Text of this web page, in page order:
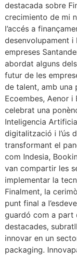
destacada sobre
crecimiento de mi
l’accés a
desenvolupament i
empreses
abordat alguns
futur de les
de talent, amb una
Ecoembes, Aenor i
celebrat una
Inteligencia
digitalització i l’ús
transformant el
com Indesia,
van compartir les
implementar la
Finalment, la
punt final a
guardó com a part
destacades,
innovar en un
packaging.